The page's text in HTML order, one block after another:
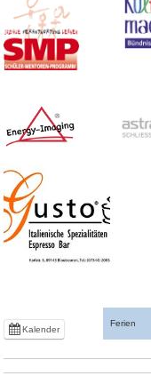
Kalender
Ferien